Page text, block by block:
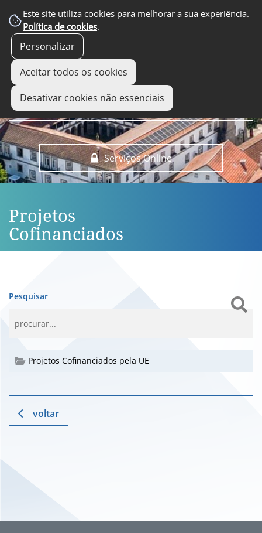
Este site utiliza cookies para melhorar a sua experiência.
Política de cookies.
Personalizar
Aceitar todos os cookies
Desativar cookies não essenciais
Serviços Online
EM DESTAQUE
Projetos
Cofinanciados
Pesquisar
Projetos Cofinanciados pela UE
voltar